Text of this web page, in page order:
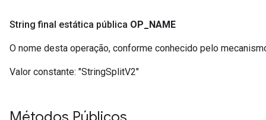
String final estática pública OP NAME
O nome desta operação, conforme conhecido pelo
Valor constante: "StringSplitV2"